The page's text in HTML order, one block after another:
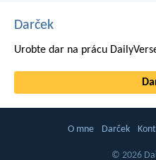
Darček
Urobte dar na prácu
O mne Darček
© 2026